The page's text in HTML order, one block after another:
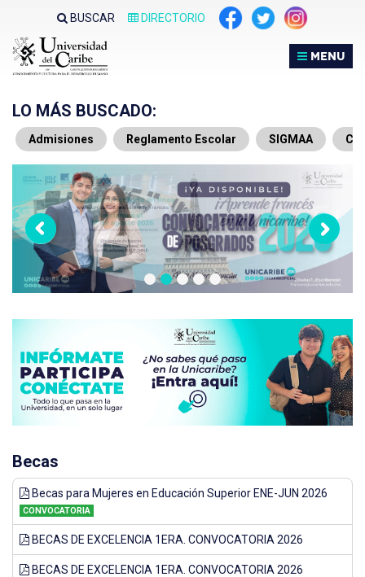
sitio
web
sistema
accesibilidad.
BUSCAR DIRECTORIO
MENU
LO MÁS BUSCADO:
Admisiones Reglamento Escolar SIGMAA
Becas
Becas para Mujeres en Educación Superior ENE-JUN 2026
CONVOCATORIA
BECAS DE EXCELENCIA 1ERA. CONVOCATORIA 2026
BECAS DE EXCELENCIA 1ERA. CONVOCATORIA 2026